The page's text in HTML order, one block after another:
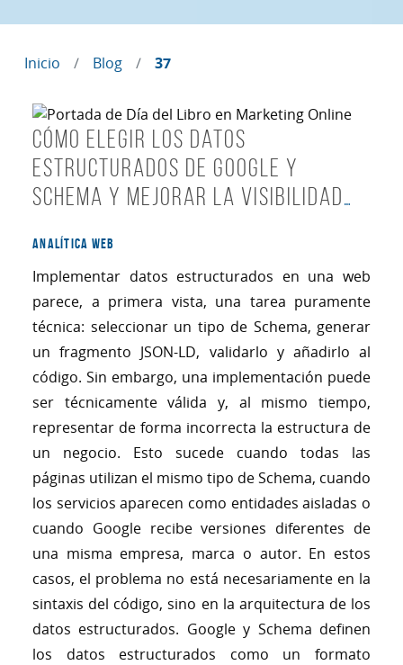
Inicio Blog 37
Cómo elegir los Datos
estructurados de Google y
Schema y mejorar la visibilidad
ANALÍTICA WEB
Implementar datos estructurados en una web
parece, a primera vista, una tarea puramente
técnica: seleccionar un tipo de Schema, generar
un fragmento JSON-LD, validarlo y añadirlo al
código. Sin embargo, una implementación puede
ser técnicamente válida y, al mismo tiempo,
representar de forma incorrecta la estructura de
un negocio. Esto sucede cuando todas las
páginas utilizan el mismo tipo de Schema, cuando
los servicios aparecen como entidades aisladas o
cuando Google recibe versiones diferentes de
una misma empresa, marca o autor. En estos
casos, el problema no está necesariamente en la
sintaxis del código, sino en la arquitectura de los
datos estructurados. Google y Schema definen
los datos estructurados como un formato